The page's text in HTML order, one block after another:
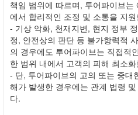
책임 범위에 따르며, 투어파이브
에서 합리적인 조정 및 소통을 지
- 기상 악화, 천재지변, 현지 정부
정, 안전상의 판단 등 불가항력적
의 경우에도 투어파이브는 직접적
한 범위 내에서 고객의 피해 최소
- 단, 투어파이브의 고의 또는 중대
해가 발생한 경우에는 관계 법령
다.